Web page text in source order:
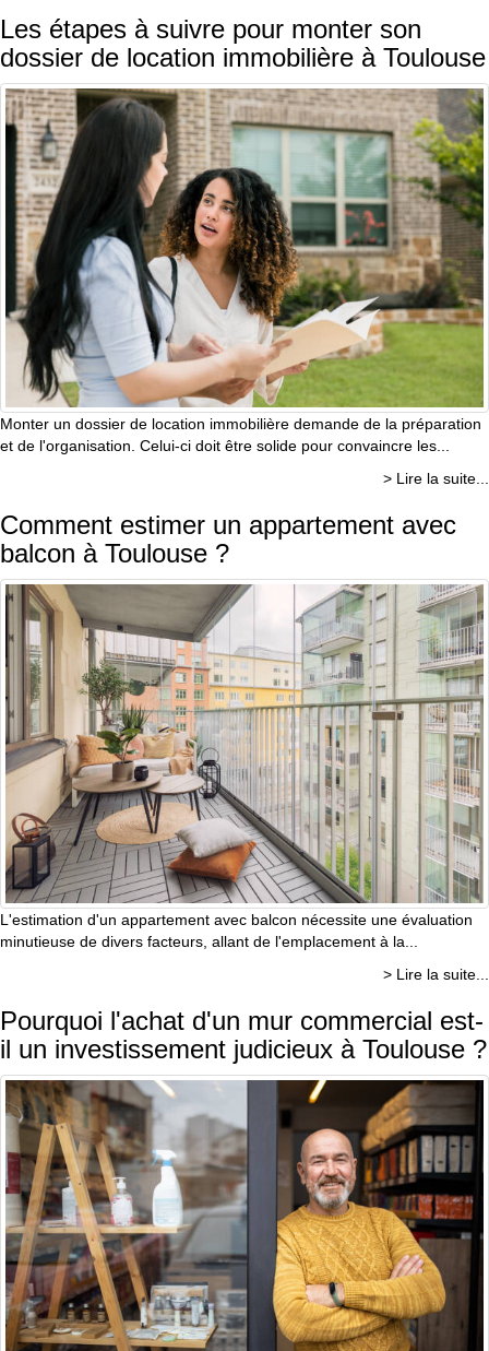
Les étapes à suivre pour monter son
dossier de location immobilière à Toulouse
Monter un dossier de location immobilière demande de la préparation
et de l'organisation. Celui-ci doit être solide pour convaincre les...
> Lire la suite...
Comment estimer un appartement avec
balcon à Toulouse ?
L'estimation d'un appartement avec balcon nécessite une évaluation
minutieuse de divers facteurs, allant de l'emplacement à la...
> Lire la suite...
Pourquoi l'achat d'un mur commercial est-
il un investissement judicieux à Toulouse ?